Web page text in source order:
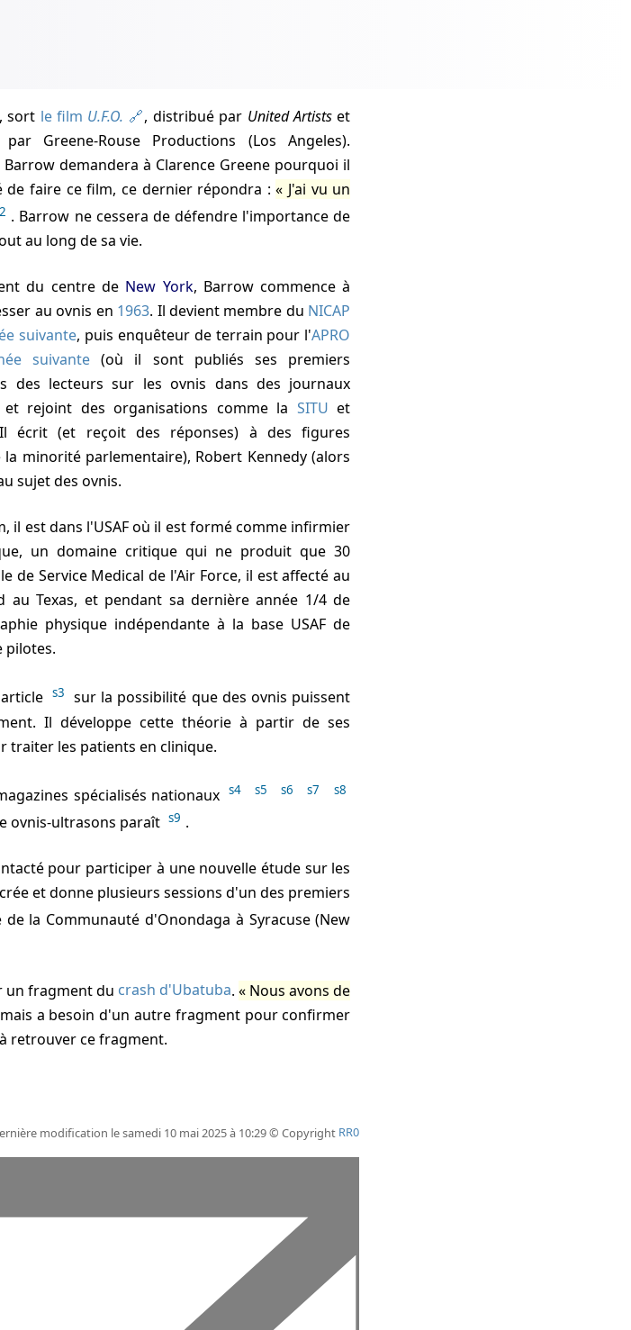
sort le film U.F.O. , distribué par United Artistset
Greene-Rouse Productions (Los Angeles).
Barrow demandera à Clarence Greene pourquoi il
de faire ce film, ce dernier répondra :
J'ai vu un
. Barrow ne cessera de défendre l'importance de
au long de sa vie.
du centre de New York, Barrow commence à
au ovnis en 1963. Il devient membre du NICAP
suivante, puis enquêteur de terrain pour l'APRO
suivante(où il sont publiés ses premiers
des lecteurs sur les ovnis dans des journaux
et rejoint des organisations comme la SITU et
écrit (et reçoit des réponses) à des figures
minorité parlementaire), Robert Kennedy (alors
sujet des ovnis.
il est dans l'USAF où il est formé comme infirmier
un domaine critique qui ne produit que 30
de Service Medical de l'Air Force, il est affecté au
au Texas, et pendant sa dernière année 1/4 de
physique indépendante à la base USAF de
pilotes.
s3
sur la possibilité que des ovnis puissent
Il développe cette théorie à partir de ses
traiter les patients en clinique.
spécialisés nationaux s4 s5 s6 s7 s8
ovnis-ultrasons paraît s9 .
pour participer à une nouvelle étude sur les
et donne plusieurs sessions d'un des premiers
de la Communauté d'Onondaga à Syracuse (New
un fragment du crash d'Ubatuba. Nous avons de
mais a besoin d'un autre fragment pour confirmer
retrouver ce fragment.
modification le samedi 10 mai 2025 à 10:29 © Copyright RR0